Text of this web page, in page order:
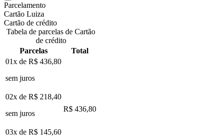
Parcelamento
Cartão Luiza
Cartão de crédito
Tabela de parcelas de Cartão
de crédito
Parcelas
Total
01x de R$ 436,80
sem juros
02x de R$ 218,40
sem juros
R$ 436,80
03x de R$ 145,60